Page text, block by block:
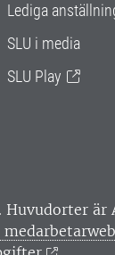
Lediga
SLU i media
SLU Play
är